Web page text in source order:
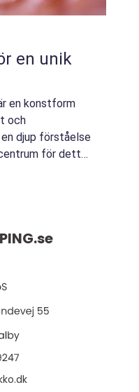
en unik
en konstform
och
djup förståelse
för detta
se